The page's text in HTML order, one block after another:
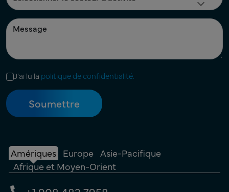
J'ai lu la politique de confidentialité.
Amériques Europe Asie-Pacifique
Afrique et Moyen-Orient